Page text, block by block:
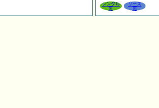
レンタル
可
リース
可